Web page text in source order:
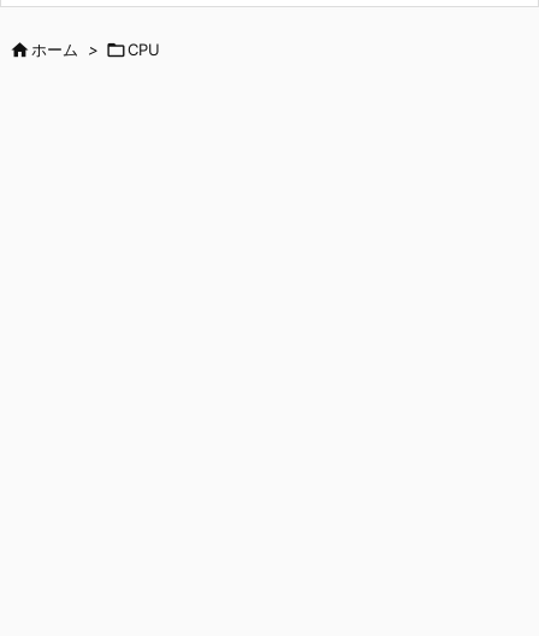
ホーム > CPU